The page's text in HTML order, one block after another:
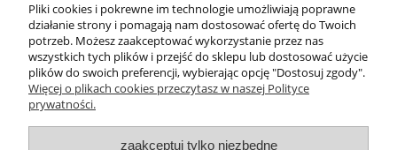
Moje konto
Płatności i dostawa
Pliki cookies i pokrewne im technologie umożliwiają poprawne
działanie strony i pomagają nam dostosować ofertę do Twoich
potrzeb. Możesz zaakceptować wykorzystanie przez nas
wszystkich tych plików i przejść do sklepu lub dostosować użycie
plików do swoich preferencji, wybierając opcję "Dostosuj zgody".
Więcej o plikach cookies przeczytasz w naszej Polityce
prywatności.
zaakceptuj tylko niezbędne